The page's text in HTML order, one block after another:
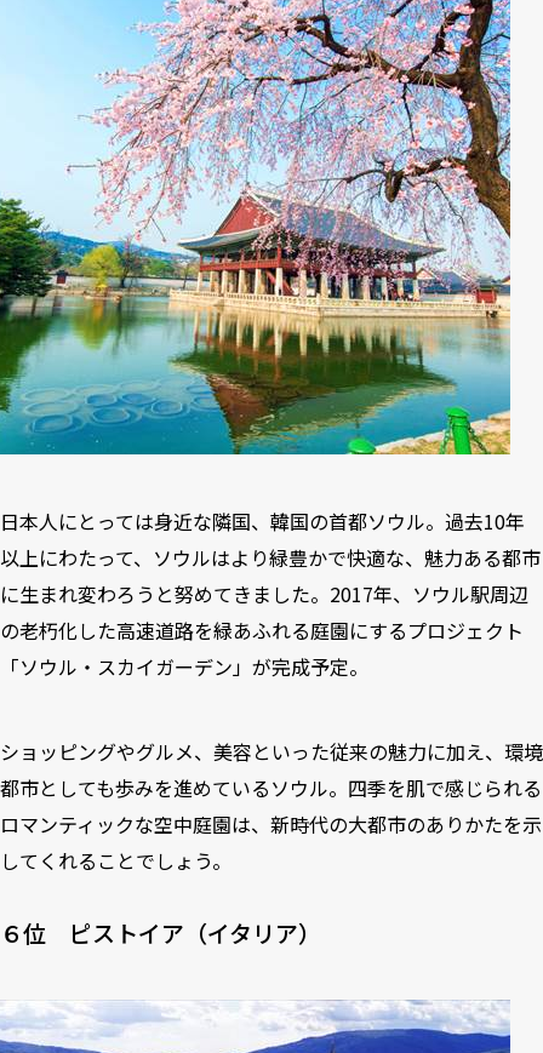
日本人にとっては身近な隣国、韓国の首都ソウル。過去10年
以上にわたって、ソウルはより緑豊かで快適な、魅力ある都市
に生まれ変わろうと努めてきました。2017年、ソウル駅周辺
の老朽化した高速道路を緑あふれる庭園にするプロジェクト
「ソウル・スカイガーデン」が完成予定。
ショッピングやグルメ、美容といった従来の魅力に加え、環境
都市としても歩みを進めているソウル。四季を肌で感じられる
ロマンティックな空中庭園は、新時代の大都市のありかたを示
してくれることでしょう。
６位 ピストイア（イタリア）